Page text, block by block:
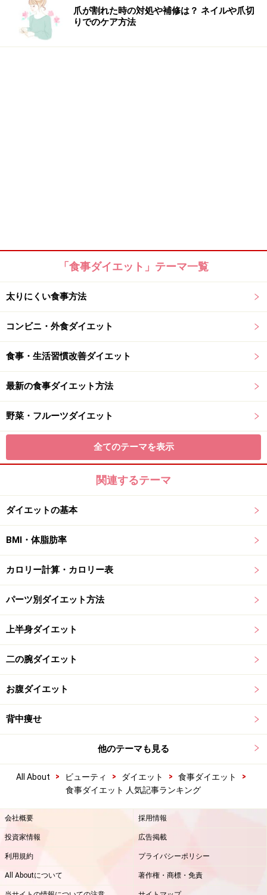
爪が割れた時の対処や補修は？ ネイルや爪切
りでのケア方法
「食事ダイエット」テーマ一覧
太りにくい食事方法
コンビニ・外食ダイエット
食事・生活習慣改善ダイエット
最新の食事ダイエット方法
野菜・フルーツダイエット
全てのテーマを表示
関連するテーマ
ダイエットの基本
BMI・体脂肪率
カロリー計算・カロリー表
パーツ別ダイエット方法
上半身ダイエット
二の腕ダイエット
お腹ダイエット
背中痩せ
他のテーマも見る
All About > ビューティ > ダイエット > 食事ダイエット
>
食事ダイエット 人気記事ランキング
会社概要 採用情報
投資家情報 広告掲載
利用規約 プライバシーポリシー
All Aboutについて 著作権・商標・免責